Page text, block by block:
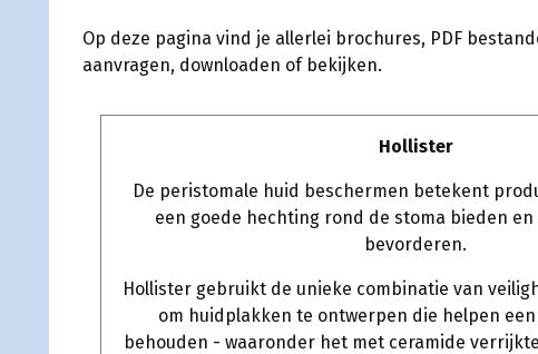
Op deze pagina vind je allerlei brochures, PDF
aanvragen, downloaden of bekijken.
Hollister
De peristomale huid beschermen betekent
een goede hechting rond de stoma bieden en
bevorderen.
Hollister gebruikt de unieke combinatie van
om huidplakken te ontwerpen die helpen
behouden - waaronder het met ceramide verrijkte